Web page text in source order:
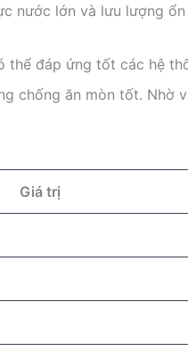
nước lớn và lưu lượng ổn
thể đáp ứng tốt các hệ
chống ăn mòn tốt. Nhờ
Giá trị